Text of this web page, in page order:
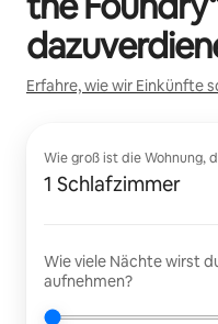
Erfahre, wie wir Einkünfte
Wie groß ist die Wohnung,
1 Schlafzimmer
Wie viele Nächte wirst
aufnehmen?